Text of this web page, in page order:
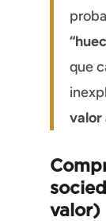
que
valor
valor)